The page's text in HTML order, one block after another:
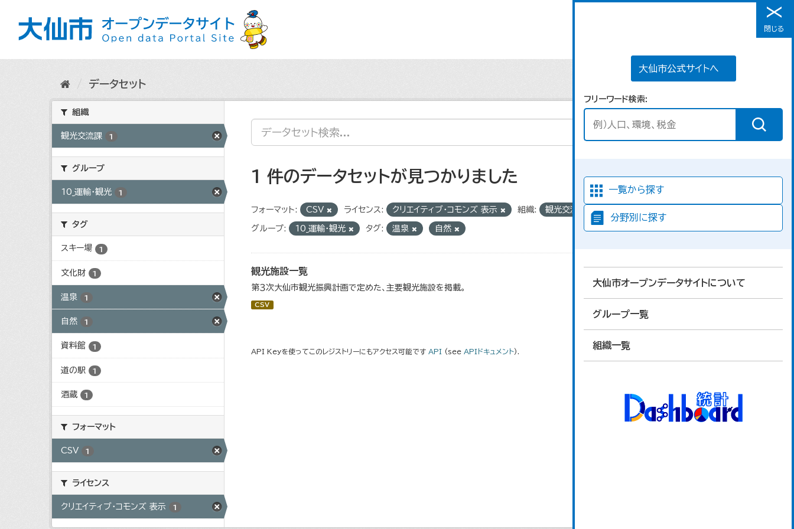
メニュー
大仙市公式サイトへ
フリーワード検索
一覧から探す
分野別に探す
大仙市オープンデータサイトについて
グループ一覧
組織一覧
閉じる
データセット
組織
観光交流課 1
グループ
10_運輸・観光 1
タグ
スキー場 1
文化財 1
温泉 1
自然 1
資料館 1
道の駅 1
酒蔵 1
フォーマット
CSV 1
ライセンス
クリエイティブ・コモンズ 表示 1
1 件のデータセットが見つかりました
フォーマット: CSV ライセンス: クリエイティブ・コモンズ 表示 組織: 観光交流課
グループ: 10_運輸・観光 タグ: 温泉 自然
観光施設一覧
第３次大仙市観光振興計画で定めた、主要観光施設を掲載。
CSV
API Keyを使ってこのレジストリーにもアクセス可能です API (see APIドキュメント).